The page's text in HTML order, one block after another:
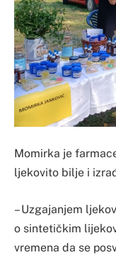
Momirka je
ljekovito bilje i
– Uzgajanjem
o sintetičkim
vremena da se